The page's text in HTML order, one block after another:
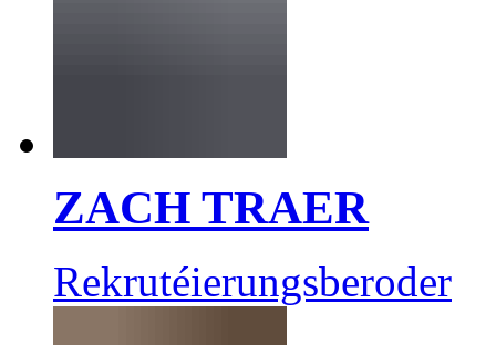
ZACH TRAER
Rekrutéierungsberoder